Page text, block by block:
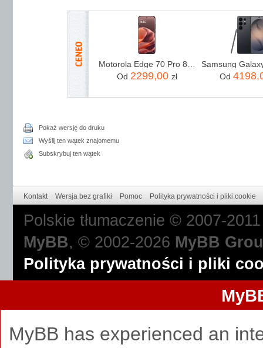
Od 2299,00 zł Od
Pokaż wersję do druku
Wyślij ten wątek znajomemu
Subskrybuj ten wątek
Kontakt Wersja bez grafiki Pomoc Polityka prywatności i pliki cookie
Polskie tłumaczenie © 2007-
MyBB, © 2002-2026 MyBB
Polityka prywatności i pliki
MyBB has experienced an